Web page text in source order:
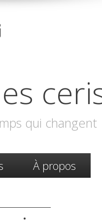
qui changent
À propos